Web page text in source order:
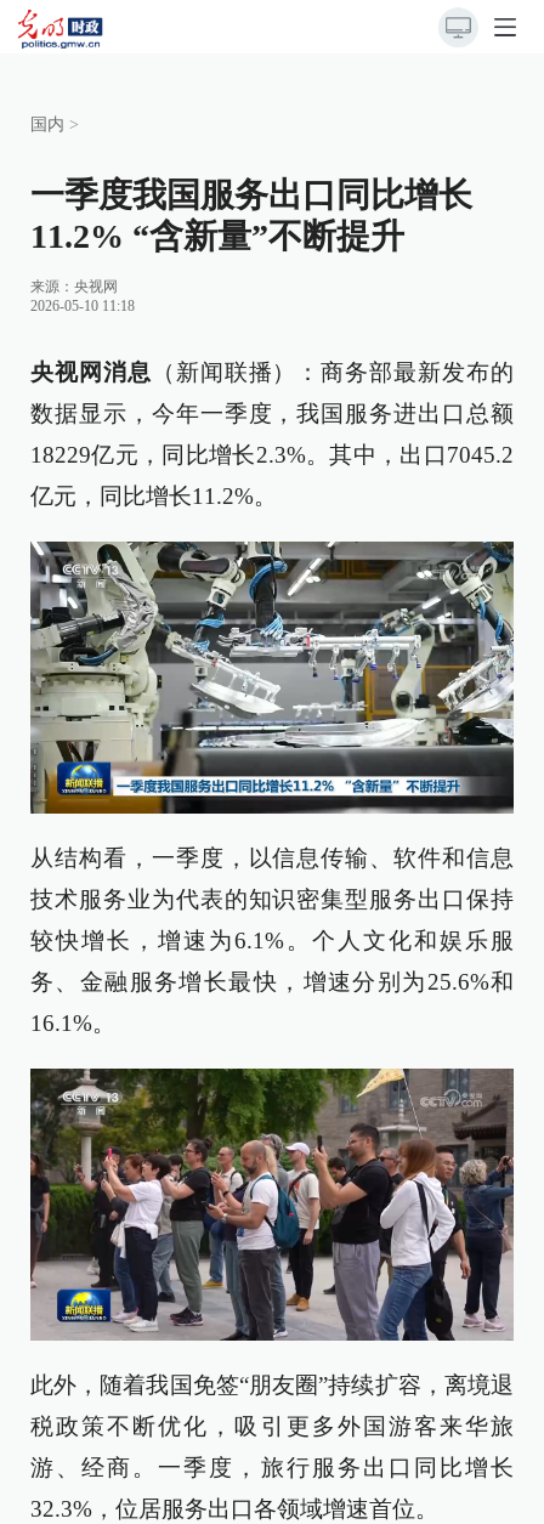
国内 >
一季度我国服务出口同比增长
11.2% “含新量”不断提升
来源： 央视网
2026-05-10 11:18
央视网消息 （新闻联播）：商务部最新发布的
数据显示，今年一季度，我国服务进出口总额
18229亿元，同比增长2.3%。其中，出口7045.2
亿元，同比增长11.2%。
从结构看，一季度，以信息传输、软件和信息
技术服务业为代表的知识密集型服务出口保持
较快增长，增速为6.1%。个人文化和娱乐服
务、金融服务增长最快，增速分别为25.6%和
16.1%。
此外，随着我国免签“朋友圈”持续扩容，离境退
税政策不断优化，吸引更多外国游客来华旅
游、经商。一季度，旅行服务出口同比增长
32.3%，位居服务出口各领域增速首位。